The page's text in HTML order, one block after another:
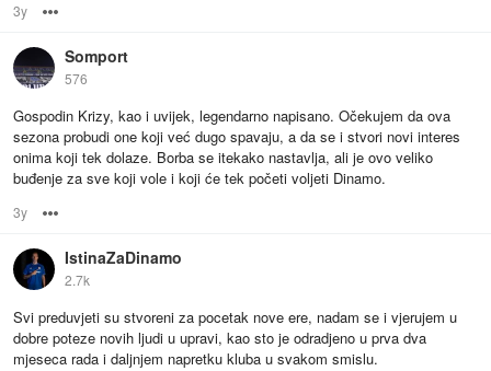
3y
Somport
576
Gospodin Krizy, kao i uvijek, legendarno napisano. Očekujem da ova
sezona probudi one koji već dugo spavaju, a da se i stvori novi interes
onima koji tek dolaze. Borba se itekako nastavlja, ali je ovo veliko
buđenje za sve koji vole i koji će tek početi voljeti Dinamo.
3y
IstinaZaDinamo
2.7k
Svi preduvjeti su stvoreni za pocetak nove ere, nadam se i vjerujem u
dobre poteze novih ljudi u upravi, kao sto je odradjeno u prva dva
mjeseca rada i daljnjem napretku kluba u svakom smislu.